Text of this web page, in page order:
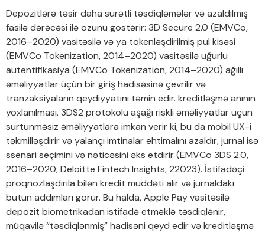
Depozitlərə təsir daha sürətli təsdiqləmələr və azaldılmış
fasilə dərəcəsi ilə özünü göstərir: 3D Secure 2.0 (EMVCo,
2016–2020) vasitəsilə və ya tokenləşdirilmiş pul kisəsi
(EMVCo Tokenization, 2014–2020) vasitəsilə uğurlu
autentifikasiya (EMVCo Tokenization, 2014–2020) ağıllı
əməliyyatlar üçün bir giriş hadisəsinə çevrilir və
tranzaksiyaların qeydiyyatını təmin edir. kreditləşmə anının
yoxlanılması. 3DS2 protokolu aşağı riskli əməliyyatlar üçün
sürtünməsiz əməliyyatlara imkan verir ki, bu da mobil UX-i
təkmilləşdirir və yalançı imtinalar ehtimalını azaldır, jurnal isə
ssenari seçimini və nəticəsini əks etdirir (EMVCo 3DS 2.0,
2016–2020; Deloitte Fintech Insights, 22023). İstifadəçi
proqnozlaşdırıla bilən kredit müddəti alır və jurnaldakı
bütün addımları görür. Bu halda, Apple Pay vasitəsilə
depozit biometrikadan istifadə etməklə təsdiqlənir,
müqavilə “təsdiqlənmiş” hadisəni qeyd edir və kreditləşmə